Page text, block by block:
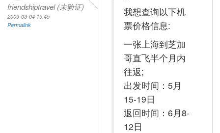
friendshiptravel (未验证)
2009-03-04 19:45
Permalink
我想查询以下机
票价格信息:
一张上海到芝加
哥直飞半个月内
往返;
出发时间：5月
15-19日
返回时间：6月8-
12日